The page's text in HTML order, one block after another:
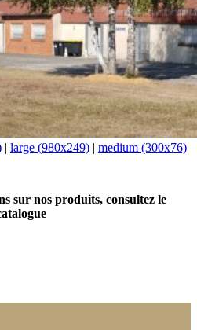
| large (980x249) | medium (300x76)
sur nos produits, consultez le